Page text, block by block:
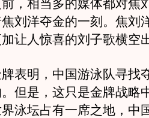
，相当多的媒体都对焦
刘洋夺金的一刻。焦刘
让人惊喜的刘子歌横空
明，中国游泳队寻找
但是，这只是金牌战略
泳坛占有一席之地，中